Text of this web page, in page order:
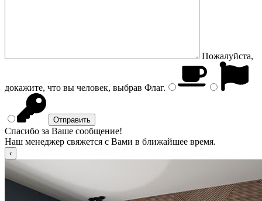
Пожалуйста,
докажите, что вы человек, выбрав Флаг.
Спасибо за Ваше сообщение!
Наш менеджер свяжется с Вами в ближайшее время.